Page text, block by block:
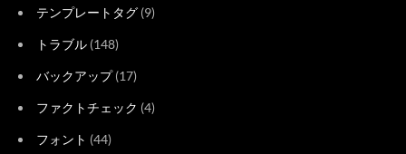
テンプレートタグ (9)
トラブル (148)
バックアップ(17)
ファクトチェック (4)
フォント (44)